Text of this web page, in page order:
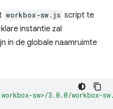
workbox-sw.js script te
instantie zal
in de globale naamruimte
sw>/3.0.0/workbox-